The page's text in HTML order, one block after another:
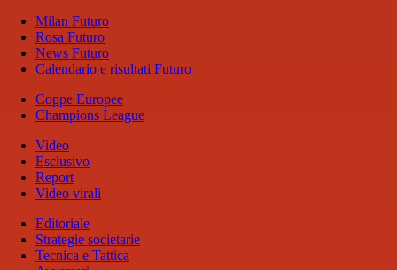
Milan Futuro
Rosa Futuro
News Futuro
Calendario e risultati Futuro
Coppe Europee
Champions League
Video
Esclusivo
Report
Video virali
Editoriale
Strategie societarie
Tecnica e Tattica